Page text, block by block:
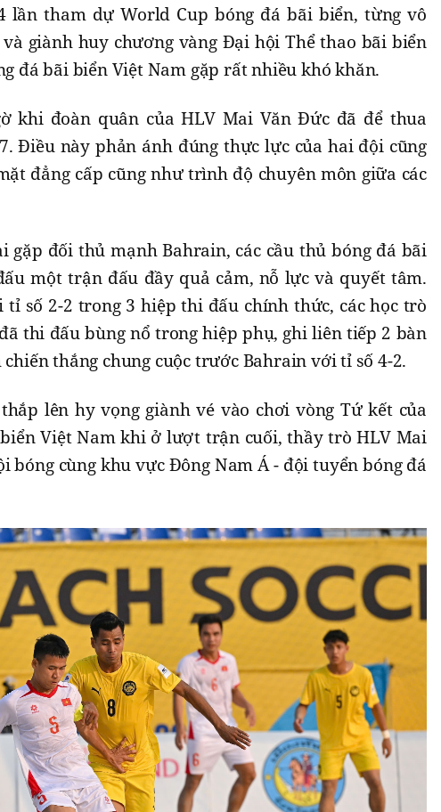
lần tham dự World Cup bóng đá bãi biển, từng vô
giành huy chương vàng Đại hội Thể thao bãi biển
đá bãi biển Việt Nam gặp rất nhiều khó khăn.
khi đoàn quân của HLV Mai Văn Đức đã để thua
Điều này phản ánh đúng thực lực của hai đội cũng
đẳng cấp cũng như trình độ chuyên môn giữa các
đối thủ mạnh Bahrain, các cầu thủ bóng đá bãi
một trận đấu đầy quả cảm, nỗ lực và quyết tâm.
tỉ số 2-2 trong 3 hiệp thi đấu chính thức, các học trò
thi đấu bùng nổ trong hiệp phụ, ghi liên tiếp 2 bàn
thắng chung cuộc trước Bahrain với tỉ số 4-2.
lên hy vọng giành vé vào chơi vòng Tứ kết của
Việt Nam khi ở lượt trận cuối, thầy trò HLV Mai
bóng cùng khu vực Đông Nam Á - đội tuyển bóng đá